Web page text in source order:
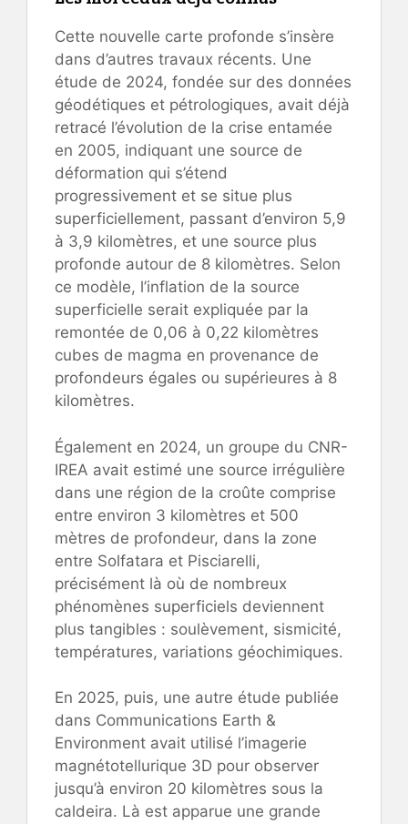
Cette nouvelle carte profonde s’insère
dans d’autres travaux récents. Une
étude de 2024, fondée sur des données
géodétiques et pétrologiques, avait déjà
retracé l’évolution de la crise entamée
en 2005, indiquant une source de
déformation qui s’étend
progressivement et se situe plus
superficiellement, passant d’environ 5,9
à 3,9 kilomètres, et une source plus
profonde autour de 8 kilomètres. Selon
ce modèle, l’inflation de la source
superficielle serait expliquée par la
remontée de 0,06 à 0,22 kilomètres
cubes de magma en provenance de
profondeurs égales ou supérieures à 8
kilomètres.
Également en 2024, un groupe du CNR-
IREA avait estimé une source irrégulière
dans une région de la croûte comprise
entre environ 3 kilomètres et 500
mètres de profondeur, dans la zone
entre Solfatara et Pisciarelli,
précisément là où de nombreux
phénomènes superficiels deviennent
plus tangibles : soulèvement, sismicité,
températures, variations géochimiques.
En 2025, puis, une autre étude publiée
dans Communications Earth &
Environment avait utilisé l’imagerie
magnétotellurique 3D pour observer
jusqu’à environ 20 kilomètres sous la
caldeira. Là est apparue une grande